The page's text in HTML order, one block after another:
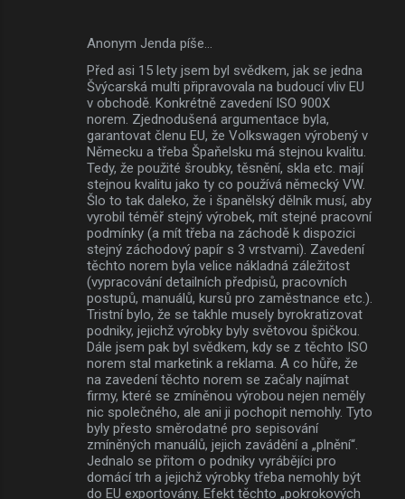
Anonym Jenda píše…
Před asi 15 lety jsem byl svědkem, jak se jedna
Švýcarská multi připravovala na budoucí vliv EU
v obchodě. Konkrétně zavedení ISO 900X
norem. Zjednodušená argumentace byla,
garantovat členu EU, že Volkswagen výrobený v
Německu a třeba Špaňelsku má stejnou kvalitu.
Tedy, že použité šroubky, těsnění, skla etc. mají
stejnou kvalitu jako ty co používá německý VW.
Šlo to tak daleko, že i španělský dělník musí, aby
vyrobil téměř stejný výrobek, mít stejné pracovní
podmínky (a mít třeba na záchodě k dispozici
stejný záchodový papír s 3 vrstvami). Zavedení
těchto norem byla velice nákladná záležitost
(vypracování detailních předpisů, pracovních
postupů, manuálů, kursů pro zaměstnance etc.).
Tristní bylo, že se takhle musely byrokratizovat
podniky, jejichž výrobky byly světovou špičkou.
Dále jsem pak byl svědkem, kdy se z těchto ISO
norem stal marketink a reklama. A co hůře, že
na zavedení těchto norem se začaly najímat
firmy, které se zmíněnou výrobou nejen neměly
nic společného, ale ani ji pochopit nemohly. Tyto
byly přesto směrodatné pro sepisování
zmíněných manuálů, jejich zavádění a „plnění“.
Jednalo se přitom o podniky vyrábějíci pro
domácí trh a jejichž výrobky třeba nemohly být
do EU exportovány. Efekt těchto „pokrokových